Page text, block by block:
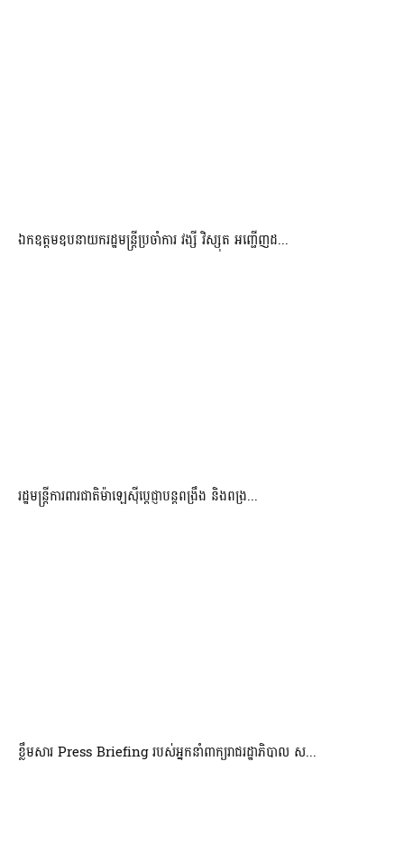
ឯកឧត្តមឧបនាយករដ្ឋមន្រ្តីប្រចាំការ វង្សី វិស្សុត អញ្ជើញដ...
រដ្ឋមន្ត្រីការពារជាតិម៉ាឡេស៊ីប្ដេជ្ញាបន្តពង្រឹង និងពង្រ...
ខ្លឹមសារ Press Briefing របស់អ្នកនាំពាក្យរាជរដ្ឋាភិបាល ស...